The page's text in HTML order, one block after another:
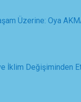
Üzerine: Oya
İklim Değişiminden